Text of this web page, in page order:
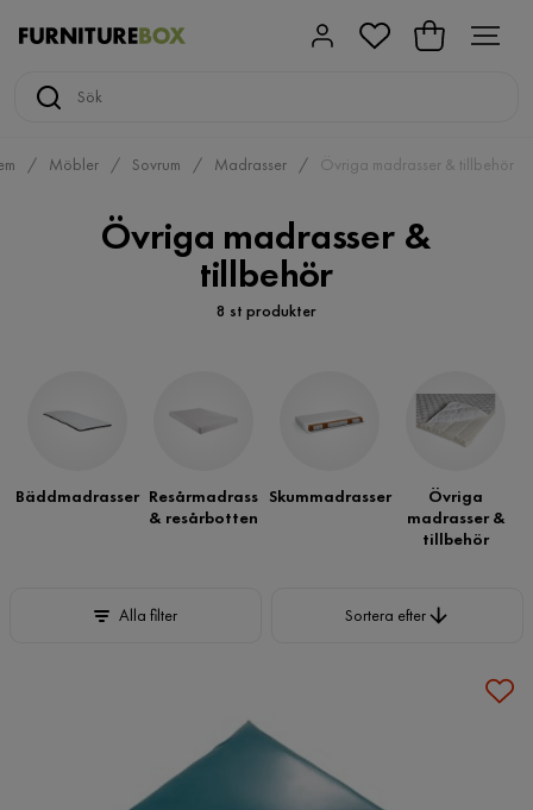
Möbler Sovrum Madrasser Övriga madrasser & tillbehör
Övriga madrasser &
tillbehör
8 st produkter
Bäddmadrasser Resårmadrass
& resårbotten
Skummadrasser
Övriga
madrasser &
tillbehör
Alla filter Sortera efter